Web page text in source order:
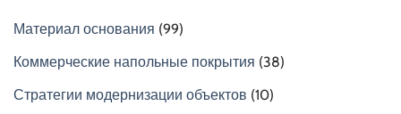
Материал основания (99)
Коммерческие напольные покрытия (38)
Стратегии модернизации объектов (10)